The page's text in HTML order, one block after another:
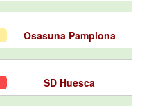
Osasuna Pamplona
SD Huesca